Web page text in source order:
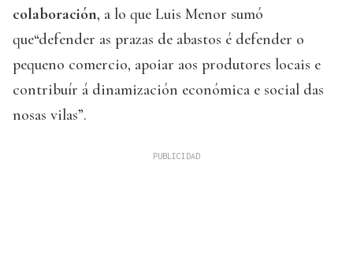
colaboración, a lo que Luis Menor sumó
que“defender as prazas de abastos é defender o
pequeno comercio, apoiar aos produtores locais e
contribuír á dinamización económica e social das
nosas vilas”.